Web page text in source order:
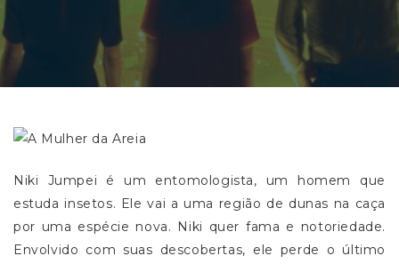
Niki Jumpei é um entomologista, um homem que
estuda insetos. Ele vai a uma região de dunas na caça
por uma espécie nova. Niki quer fama e notoriedade.
Envolvido com suas descobertas, ele perde o último